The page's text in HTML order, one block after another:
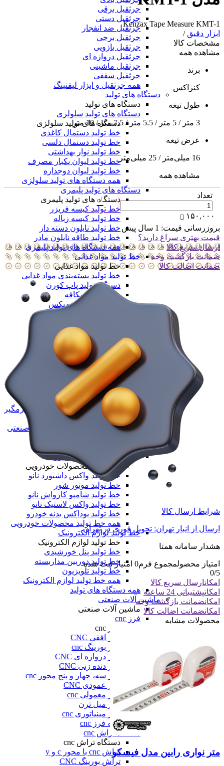
جرثقیل برقی
جرثقیل دستی
جرثقیل ضد انفجار
جرثقیل برجی
جرثقیل بازویی
جرثقیل دروازه ای
جرثقیل ماشینی
جرثقیل سقفی
همه جرثقیل و ابزار لیفتینگ
دستگاه های تولید
دستگاه های تولید
دستگاه های تولید سلولزی
دستگاه های تولید سلولزی
خط تولید دستمال کاغذی
خط تولید دستمال دلسی
خط تولید نوار بهداشتی
خط تولید لیوان یکبار مصرف
خط تولید لیوان دوجداره
همه دستگاه های تولید سلولزی
دستگاه های تولید پلیمری
دستگاه های تولید پلیمری
خط تولید کیسه فریزر
خط تولید کیسه زباله
خط تولید نایلون دسته دار
خط تولید طاقه نایلون مادر
همه دستگاه های تولید پلیمری
خط تولید مواد غذایی
خط تولید مواد غذایی
خط تولید بسته‌بندی مواد غذایی
دستگاه تولید پاپ کورن
خط تولید نسکافه
خط تولید کافی میکس
همه خط تولید مواد غذایی
خط تولید مواد شوینده
خط تولید مواد شوینده
خط تولید مایع ظرفشویی
خط تولید مایع دستشویی
خط تولید پودر شوینده
خط تولید شیشه شور
خط تولید وایتکس
خط تولید مایع سفید کننده و جرمگیر
خط تولید مواد شوینده خانگی
خط تولید محصولات شوینده صنعتی
همه خط تولید مواد شوینده
خط تولید محصولات خودرویی
خط تولید محصولات خودرویی
خط تولید واکس داشبورد نانو
خط تولید موتور شور
خط تولید شامپو کارواش نانو
خط تولید واکس لاستیک نانو
خط تولید یوداکس بدنه خودرو
همه خط تولید محصولات خودرویی
خط تولید لوازم الکترونیک
خط تولید لوازم الکترونیک
خط تولید پنل خورشیدی
خط تولید دوربین مداربسته
خط تولید تلویزیون
همه خط تولید لوازم الکترونیک
همه دستگاه های تولید
ماشین آلات صنعتی
ماشین آلات صنعتی
فرز cnc
فرز افقی CNC
فرز بورینگ cnc
فرز دروازه ای CNC
فرز دنده زنی CNC
فرز سه، چهار و پنج محور cnc
فرز عمودی CNC
فرز معمولی cnc
فرز میل ترن
فرز مینیاتوری cnc
همه فرز cnc
دستگاه تراش cnc
دستگاه تراش cnc
تراش cnc با محور c و y
تراش بورینگ CNC
Kenzax Tape Measure KMT-1
ابزار دقیق /
مشخصات کالا
مشاهده همه
برند
کنزاکس
طول تیغه
3 متر / 5 متر / 5.5 متر / 7.5 متر / 10 متر
عرض تیغه
16 میلی‌متر / 25 میلی‌متر
مشاهده همه
تعداد
۱۵۰,۰۰۰
بروزرسانی قیمت: 1 سال پیش
قیمت بهتری سراغ دارید؟
ارسال سریع کالا
ضمانت بازگشت وجه
ضمانت اضالت کالا
شرایط ارسال کالا
ارسال از انبار تهران: تحویل فوری در تهران
هشدار سامانه همتا
امتیاز محصولمجموع فرم0 امتیاز ثبت شده
0/5
امکانارسال سریع کالا
امکانپشتیبانی 24 ساعته
امکانضمانت بازگشت وجه
امکانضمانت اضالت کالا
محصولات مشابه
متر نواری رابین مدل فیسکو